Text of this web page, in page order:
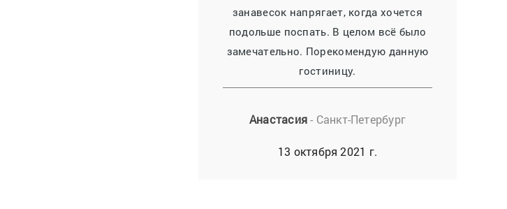
занавесок напрягает, когда хочется
подольше поспать. В целом всё было
замечательно. Порекомендую данную
гостиницу.
Анастасия- Санкт-Петербург
13 октября 2021 г.